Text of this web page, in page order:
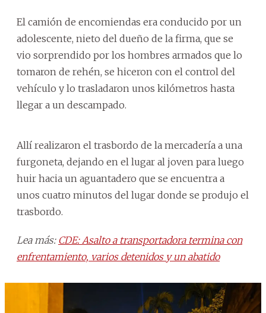
El camión de encomiendas era conducido por un
adolescente, nieto del dueño de la firma, que se
vio sorprendido por los hombres armados que lo
tomaron de rehén, se hiceron con el control del
vehículo y lo trasladaron unos kilómetros hasta
llegar a un descampado.
Allí realizaron el trasbordo de la mercadería a una
furgoneta, dejando en el lugar al joven para luego
huir hacia un aguantadero que se encuentra a
unos cuatro minutos del lugar donde se produjo el
trasbordo.
Lea más: CDE: Asalto a transportadora termina con
enfrentamiento, varios detenidos y un abatido